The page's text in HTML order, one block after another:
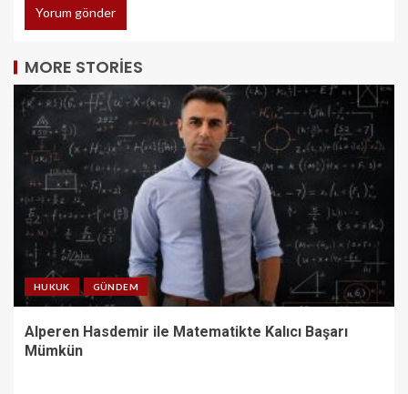
MORE STORIES
HUKUK GÜNDEM
Alperen Hasdemir ile Matematikte Kalıcı Başarı
Mümkün